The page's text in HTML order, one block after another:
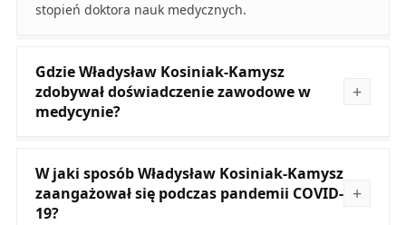
stopień doktora nauk medycznych.
Gdzie Władysław Kosiniak-Kamysz
zdobywał doświadczenie zawodowe w
medycynie?
W jaki sposób Władysław Kosiniak-Kamysz
zaangażował się podczas pandemii COVID-
19?